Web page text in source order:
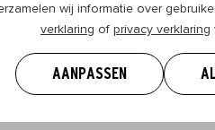
wij informatie over
verklaring of privacy verklaring
AANPASSEN
3